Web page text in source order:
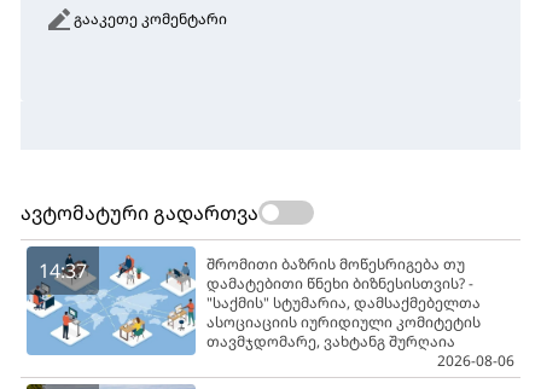
გააკეთე კომენტარი
ავტომატური გადართვა
14:37
შრომითი ბაზრის მოწესრიგება თუ
დამატებითი წნეხი ბიზნესისთვის? -
"საქმის" სტუმარია, დამსაქმებელთა
ასოციაციის იურიდიული კომიტეტის
თავმჯდომარე, ვახტანგ შურღაია
2026-08-06